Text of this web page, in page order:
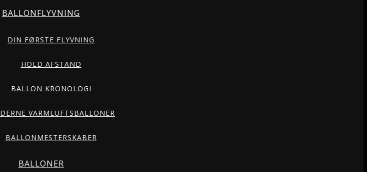
BALLONFLYVNING
DIN FØRSTE FLYVNING
HOLD AFSTAND
BALLON KRONOLOGI
VARMLUFTSBALLONER
BALLONMESTERSKABER
BALLONER